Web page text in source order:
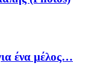
ένα μέλος…